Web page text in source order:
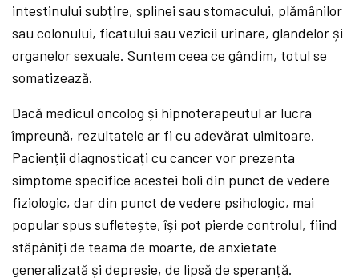
intestinului subțire, splinei sau stomacului, plămânilor
sau colonului, ficatului sau vezicii urinare, glandelor și
organelor sexuale. Suntem ceea ce gândim, totul se
somatizează.
Dacă medicul oncolog și hipnoterapeutul ar lucra
împreună, rezultatele ar fi cu adevărat uimitoare.
Pacienții diagnosticați cu cancer vor prezenta
simptome specifice acestei boli din punct de vedere
fiziologic, dar din punct de vedere psihologic, mai
popular spus sufletește, își pot pierde controlul, fiind
stăpâniți de teama de moarte, de anxietate
generalizată și depresie, de lipsă de speranță.